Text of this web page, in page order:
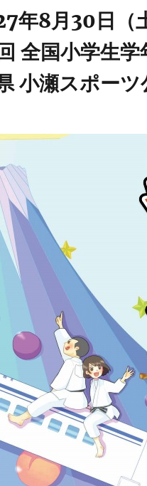
8月30日（土
全国小学生学
瀬スポーツ